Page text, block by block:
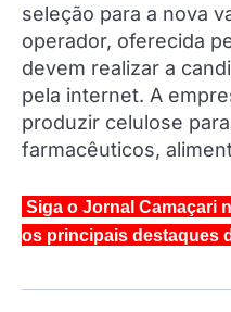
seleção para a nova
operador, oferecida
devem realizar a
pela internet. A
produzir celulose
farmacêuticos,
Siga o Jornal Camaçari
os principais destaques